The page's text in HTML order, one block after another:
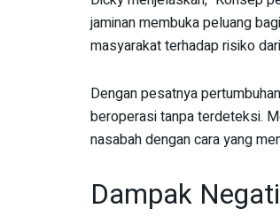
jaminan membuka peluang
masyarakat terhadap risiko
Dengan pesatnya
beroperasi tanpa terdeteksi.
nasabah dengan cara yang
Dampak